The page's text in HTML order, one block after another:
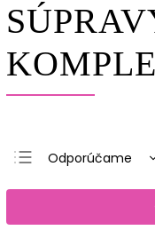
Odporúčame
Najlacnejšie